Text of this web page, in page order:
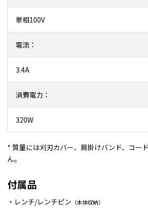
単相100V
電流：
3.4A
消費電力：
320W
* 質量には刈刃カバー、肩掛けバンド、コー
ん。
付属品
・レンチ/レンチピン （本体収納）